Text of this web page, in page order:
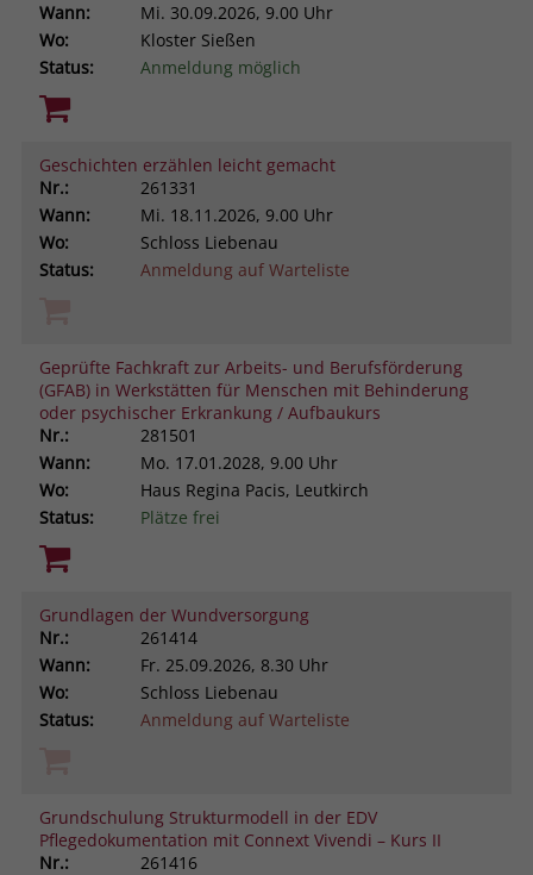
Wann:
Mi. 30.09.2026, 9.00 Uhr
Wo:
Kloster Sießen
Status:
Anmeldung möglich
Geschichten erzählen leicht gemacht
Nr.:
261331
Wann:
Mi. 18.11.2026, 9.00 Uhr
Wo:
Schloss Liebenau
Status:
Anmeldung auf Warteliste
Geprüfte Fachkraft zur Arbeits- und Berufsförderung
(GFAB) in Werkstätten für Menschen mit Behinderung
oder psychischer Erkrankung / Aufbaukurs
Nr.:
281501
Wann:
Mo. 17.01.2028, 9.00 Uhr
Wo:
Haus Regina Pacis, Leutkirch
Status:
Plätze frei
Grundlagen der Wundversorgung
Nr.:
261414
Wann:
Fr. 25.09.2026, 8.30 Uhr
Wo:
Schloss Liebenau
Status:
Anmeldung auf Warteliste
Grundschulung Strukturmodell in der EDV
Pflegedokumentation mit Connext Vivendi – Kurs II
Nr.:
261416